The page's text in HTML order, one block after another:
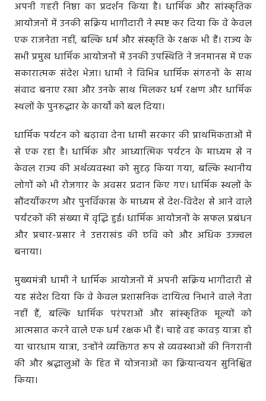
अपनी गहरी निष्ठा का प्रदर्शन किया है। धार्मिक और सांस्कृतिक
आयोजनों में उनकी सक्रिय भागीदारी ने स्पष्ट कर दिया कि वे केवल
एक राजनेता नहीं, बल्कि धर्म और संस्कृति के रक्षक भी हैं। राज्य के
सभी प्रमुख धार्मिक आयोजनों में उनकी उपस्थिति ने जनमानस में एक
सकारात्मक संदेश भेजा। धामी ने विभिन्न धार्मिक संगठनों के साथ
संवाद बनाए रखा और उनके साथ मिलकर धर्म रक्षण और धार्मिक
स्थलों के पुनरुद्धार के कार्यों को बल दिया।
धार्मिक पर्यटन को बढ़ावा देना धामी सरकार की प्राथमिकताओं में
से एक रहा है। धार्मिक और आध्यात्मिक पर्यटन के माध्यम से न
केवल राज्य की अर्थव्यवस्था को सुदृढ़ किया गया, बल्कि स्थानीय
लोगों को भी रोजगार के अवसर प्रदान किए गए। धार्मिक स्थलों के
सौंदर्यीकरण और पुनर्विकास के माध्यम से देश-विदेश से आने वाले
पर्यटकों की संख्या में वृद्धि हुई। धार्मिक आयोजनों के सफल प्रबंधन
और प्रचार-प्रसार ने उत्तराखंड की छवि को और अधिक उज्ज्वल
बनाया।
मुख्यमंत्री धामी ने धार्मिक आयोजनों में अपनी सक्रिय भागीदारी से
यह संदेश दिया कि वे केवल प्रशासनिक दायित्व निभाने वाले नेता
नहीं हैं, बल्कि धार्मिक परंपराओं और सांस्कृतिक मूल्यों को
आत्मसात करने वाले एक धर्म रक्षक भी हैं। चाहे वह कावड़ यात्रा हो
या चारधाम यात्रा, उन्होंने व्यक्तिगत रूप से व्यवस्थाओं की निगरानी
की और श्रद्धालुओं के हित में योजनाओं का क्रियान्वयन सुनिश्चित
किया।